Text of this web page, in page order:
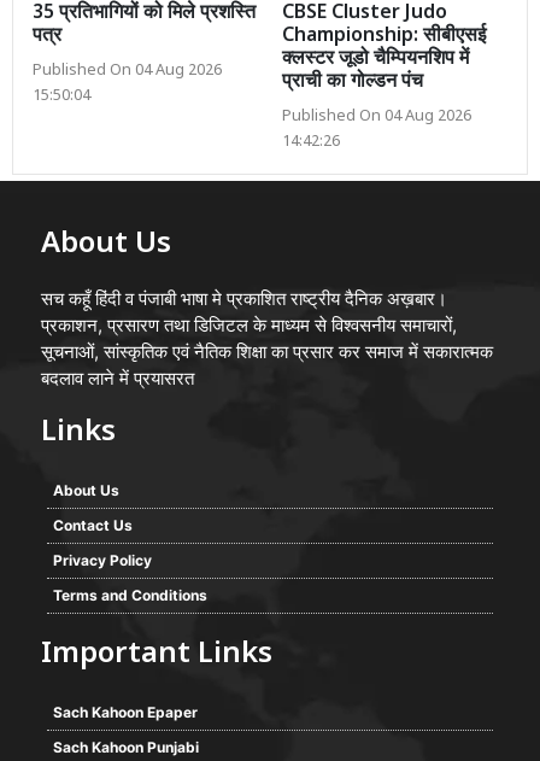
35 प्रतिभागियों को मिले प्रशस्ति
पत्र
Published On 04 Aug 2026
15:50:04
CBSE Cluster Judo
Championship: सीबीएसई
क्लस्टर जूडो चैम्पियनशिप में
प्राची का गोल्डन पंच
Published On 04 Aug 2026
14:42:26
About Us
सच कहूँ हिंदी व पंजाबी भाषा मे प्रकाशित राष्ट्रीय दैनिक अख़बार।
प्रकाशन, प्रसारण तथा डिजिटल के माध्यम से विश्वसनीय समाचारों,
सूचनाओं, सांस्कृतिक एवं नैतिक शिक्षा का प्रसार कर समाज में सकारात्मक
बदलाव लाने में प्रयासरत
Links
About Us
Contact Us
Privacy Policy
Terms and Conditions
Important Links
Sach Kahoon Epaper
Sach Kahoon Punjabi